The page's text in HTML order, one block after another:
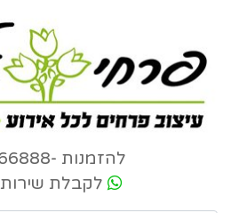
להזמנות -079-6966888
לקבלת